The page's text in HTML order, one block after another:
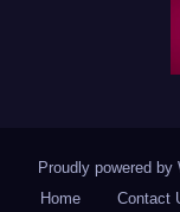
Proudly powered by
Home
Contact